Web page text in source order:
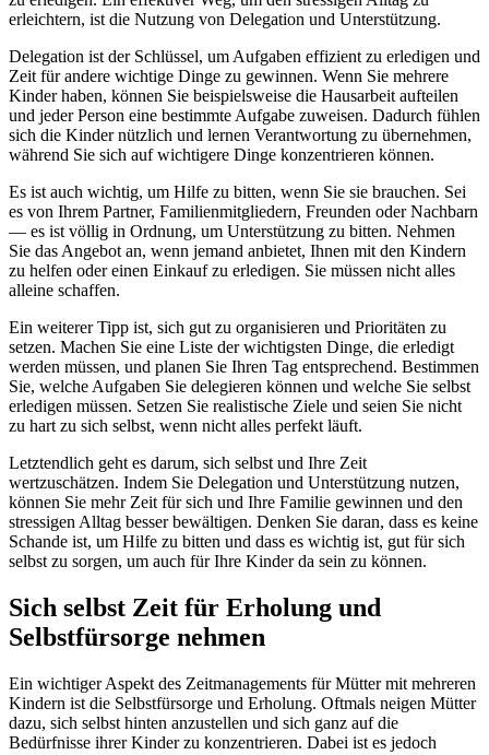
erleichtern, ist die Nutzung von Delegation und Unterstützung.
Delegation ist der Schlüssel, um Aufgaben effizient zu erledigen und
Zeit für andere wichtige Dinge zu gewinnen. Wenn Sie mehrere
Kinder haben, können Sie beispielsweise die Hausarbeit aufteilen
und jeder Person eine bestimmte Aufgabe zuweisen. Dadurch fühlen
sich die Kinder nützlich und lernen Verantwortung zu übernehmen,
während Sie sich auf wichtigere Dinge konzentrieren können.
Es ist auch wichtig, um Hilfe zu bitten, wenn Sie sie brauchen. Sei
es von Ihrem Partner, Familienmitgliedern, Freunden oder Nachbarn
— es ist völlig in Ordnung, um Unterstützung zu bitten. Nehmen
Sie das Angebot an, wenn jemand anbietet, Ihnen mit den Kindern
zu helfen oder einen Einkauf zu erledigen. Sie müssen nicht alles
alleine schaffen.
Ein weiterer Tipp ist, sich gut zu organisieren und Prioritäten zu
setzen. Machen Sie eine Liste der wichtigsten Dinge, die erledigt
werden müssen, und planen Sie Ihren Tag entsprechend. Bestimmen
Sie, welche Aufgaben Sie delegieren können und welche Sie selbst
erledigen müssen. Setzen Sie realistische Ziele und seien Sie nicht
zu hart zu sich selbst, wenn nicht alles perfekt läuft.
Letztendlich geht es darum, sich selbst und Ihre Zeit
wertzuschätzen. Indem Sie Delegation und Unterstützung nutzen,
können Sie mehr Zeit für sich und Ihre Familie gewinnen und den
stressigen Alltag besser bewältigen. Denken Sie daran, dass es keine
Schande ist, um Hilfe zu bitten und dass es wichtig ist, gut für sich
selbst zu sorgen, um auch für Ihre Kinder da sein zu können.
Sich selbst Zeit für Erholung und
Selbstfürsorge nehmen
Ein wichtiger Aspekt des Zeitmanagements für Mütter mit mehreren
Kindern ist die Selbstfürsorge und Erholung. Oftmals neigen Mütter
dazu, sich selbst hinten anzustellen und sich ganz auf die
Bedürfnisse ihrer Kinder zu konzentrieren. Dabei ist es jedoch